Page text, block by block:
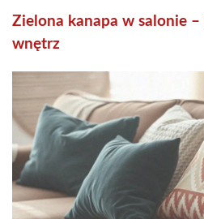
Zielona kanapa w salonie
wnętrz